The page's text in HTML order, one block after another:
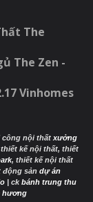
The
The Zen -
Vinhomes
công nội thất xưởng
kế nội thất, thiết
, thiết kế nội thất
động sản dự án
| ckbánh trung thu
hương